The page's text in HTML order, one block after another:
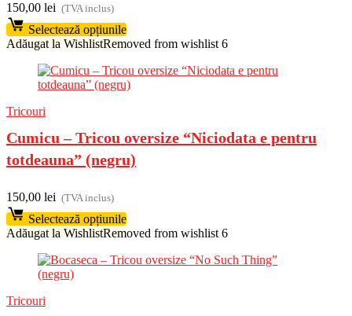
150,00 lei (TVA inclus)
Selectează opțiunile
Adăugat la WishlistRemoved from wishlist 6
Tricouri
Cumicu – Tricou oversize “Niciodata e pentru
totdeauna” (negru)
150,00 lei (TVA inclus)
Selectează opțiunile
Adăugat la WishlistRemoved from wishlist 6
Tricouri